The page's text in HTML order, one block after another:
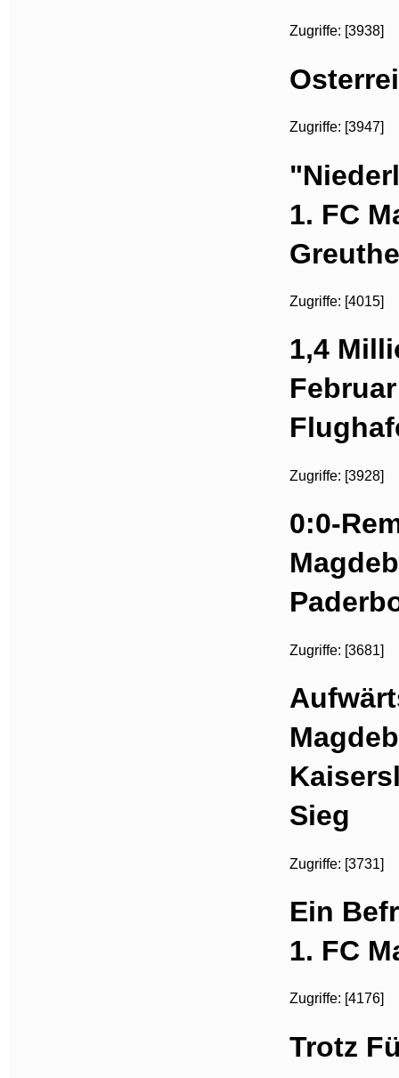
Zugriffe: [3938]
Zugriffe: [3947]
1. FC
Zugriffe: [4015]
1,4
Zugriffe: [3928]
0:0-
Zugriffe: [3681]
Sieg
Zugriffe: [3731]
Ein
1. FC
Zugriffe: [4176]
Trotz